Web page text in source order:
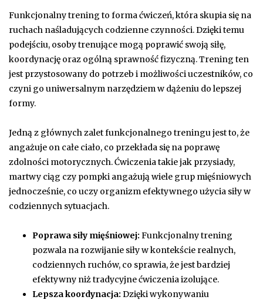
Funkcjonalny trening to forma ćwiczeń, która skupia się na
ruchach naśladujących codzienne czynności. Dzięki temu
podejściu, osoby trenujące mogą poprawić swoją siłę,
koordynację oraz ogólną sprawność fizyczną. Trening ten
jest przystosowany do potrzeb i możliwości uczestników, co
czyni go uniwersalnym narzędziem w dążeniu do lepszej
formy.
Jedną z głównych zalet funkcjonalnego treningu jest to, że
angażuje on całe ciało, co przekłada się na poprawę
zdolności motorycznych. Ćwiczenia takie jak przysiady,
martwy ciąg czy pompki angażują wiele grup mięśniowych
jednocześnie, co uczy organizm efektywnego użycia siły w
codziennych sytuacjach.
Poprawa siły mięśniowej: Funkcjonalny trening
pozwala na rozwijanie siły w kontekście realnych,
codziennych ruchów, co sprawia, że jest bardziej
efektywny niż tradycyjne ćwiczenia izolujące.
Lepsza koordynacja: Dzięki wykonywaniu